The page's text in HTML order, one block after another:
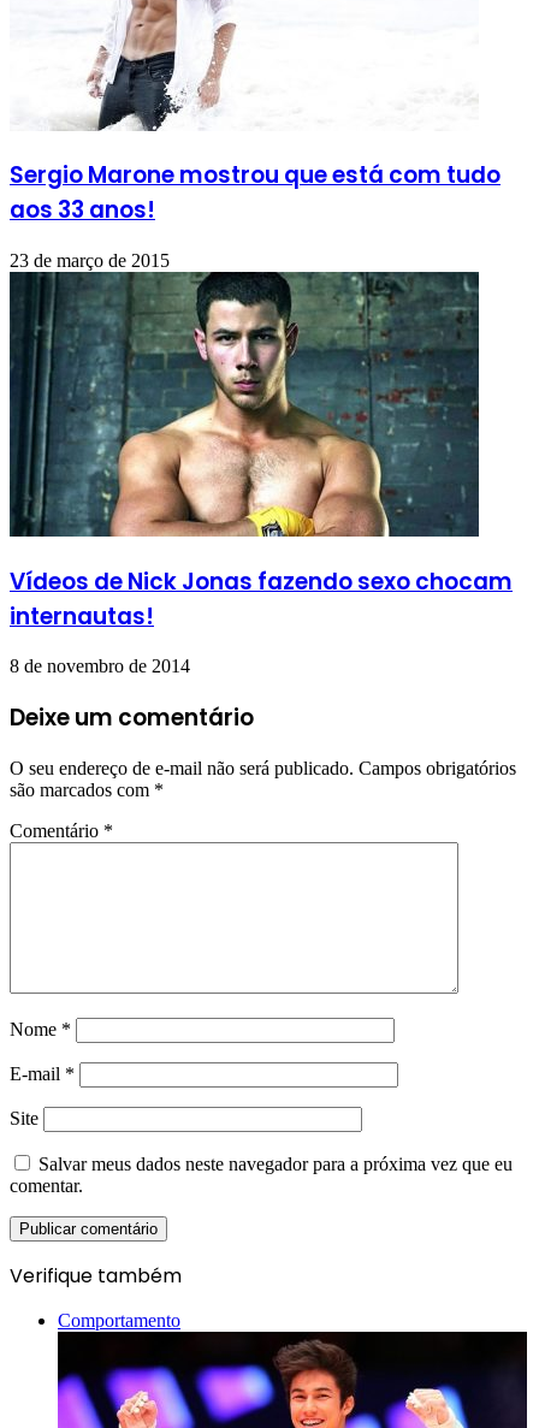
Sergio Marone mostrou que está com tudo
aos 33 anos!
23 de março de 2015
Vídeos de Nick Jonas fazendo sexo chocam
internautas!
8 de novembro de 2014
Deixe um comentário
O seu endereço de e-mail não será publicado. Campos obrigatórios
são marcados com *
Comentário *
Nome *
E-mail *
Site
Salvar meus dados neste navegador para a próxima vez que eu
comentar.
Verifique também
Comportamento